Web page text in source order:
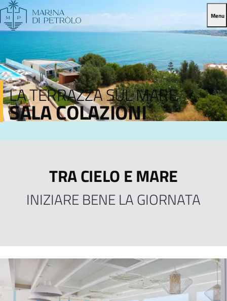
Menu
LA TERRAZZA SUL MARE
SALA COLAZIONI
TRA CIELO E MARE
INIZIARE BENE LA GIORNATA